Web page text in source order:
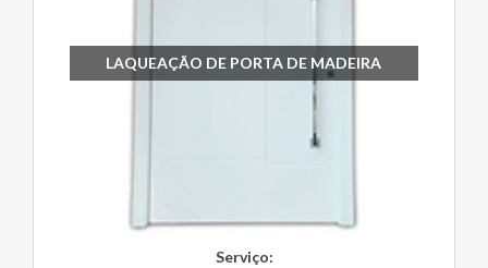
LAQUEAÇÃO DE PORTA DE MADEIRA
Serviço: